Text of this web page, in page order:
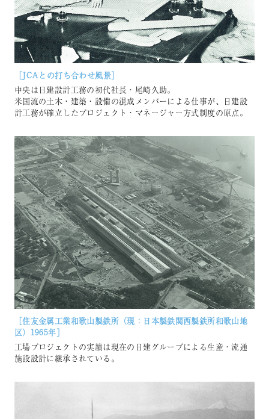
［JCAとの打ち合わせ⾵景］
中央は⽇建設計⼯務の初代社⻑・尾崎久助。
⽶国流の⼟⽊・建築・設備の混成メンバーによる仕事が、⽇建設
計⼯務が確⽴したプロジェクト・マネージャー⽅式制度の原点。
［住友⾦属⼯業和歌⼭製鉄所（現：日本製鉄関西製鉄所和歌山地
区）1965年］
工場プロジェクトの実績は現在の日建グループによる生産・流通
施設設計に継承されている。